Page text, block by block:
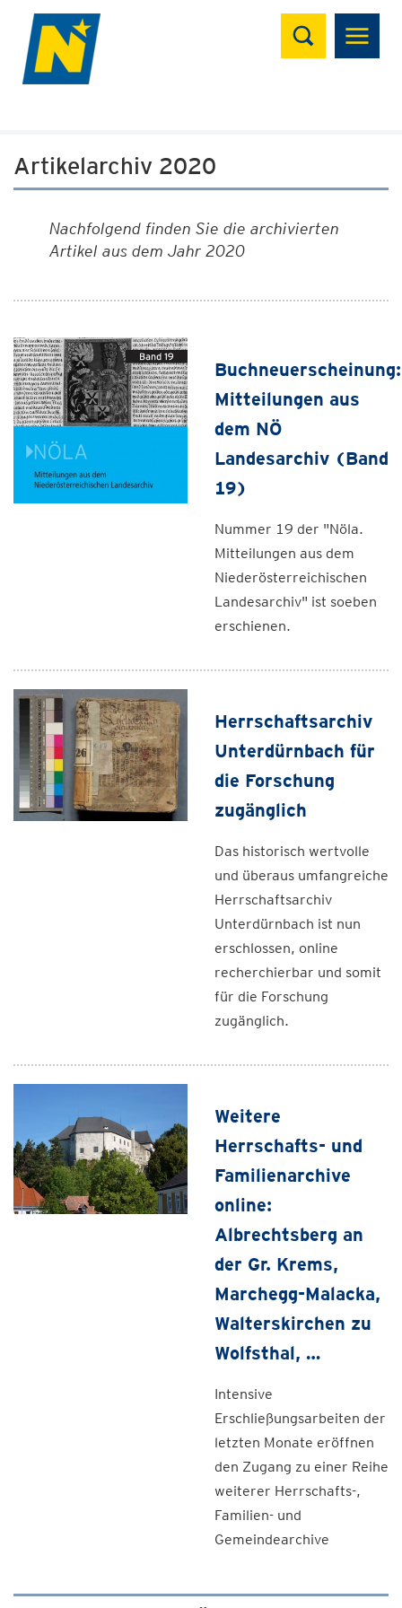
Suchen
Artikelarchiv 2020
Nachfolgend finden Sie die archivierten
Artikel aus dem Jahr 2020
Buchneuerscheinung:
Mitteilungen aus
dem NÖ
Landesarchiv (Band
19)
Nummer 19 der "Nöla.
Mitteilungen aus dem
Niederösterreichischen
Landesarchiv" ist soeben
erschienen.
Herrschaftsarchiv
Unterdürnbach für
die Forschung
zugänglich
Das historisch wertvolle
und überaus umfangreiche
Herrschaftsarchiv
Unterdürnbach ist nun
erschlossen, online
recherchierbar und somit
für die Forschung
zugänglich.
Weitere
Herrschafts- und
Familienarchive
online:
Albrechtsberg an
der Gr. Krems,
Marchegg-Malacka,
Walterskirchen zu
Wolfsthal, …
Intensive
Erschließungsarbeiten der
letzten Monate eröffnen
den Zugang zu einer Reihe
weiterer Herrschafts-,
Familien- und
Gemeindearchive